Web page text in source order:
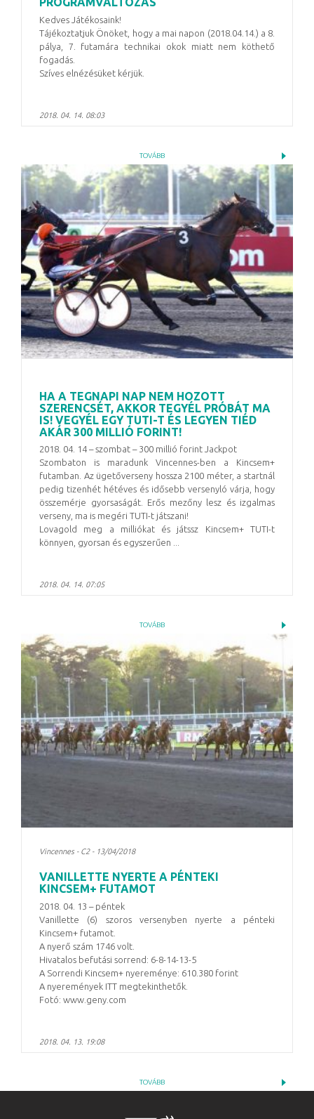
Kedves Játékosaink!
Tájékoztatjuk Önöket, hogy a mai napon (2018.04.14.) a 8.
pálya, 7. futamára technikai okok miatt nem köthető
fogadás.
Szíves elnézésüket kérjük.
2018. 04. 14. 08:03
TOVÁBB
HA A TEGNAPI NAP NEM HOZOTT
SZERENCSÉT, AKKOR TEGYÉL PRÓBÁT MA
IS! VEGYÉL EGY TUTI-T ÉS LEGYEN TIÉD
AKÁR 300 MILLIÓ FORINT!
2018. 04. 14 – szombat – 300 millió forint Jackpot
Szombaton is maradunk Vincennes-ben a Kincsem+
futamban. Az ügetőverseny hossza 2100 méter, a startnál
pedig tizenhét hétéves és idősebb versenyló várja, hogy
összemérje gyorsaságát. Erős mezőny lesz és izgalmas
verseny, ma is megéri TUTI-t játszani!
Lovagold meg a milliókat és játssz Kincsem+ TUTI-t
könnyen, gyorsan és egyszerűen ...
2018. 04. 14. 07:05
TOVÁBB
Vincennes - C2 - 13/04/2018
VANILLETTE NYERTE A PÉNTEKI
KINCSEM+ FUTAMOT
2018. 04. 13 – péntek
Vanillette (6) szoros versenyben nyerte a pénteki
Kincsem+ futamot.
A nyerő szám 1746 volt.
Hivatalos befutási sorrend: 6-8-14-13-5
A Sorrendi Kincsem+ nyereménye: 610.380 forint
A nyeremények ITT megtekinthetők.
Fotó: www.geny.com
2018. 04. 13. 19:08
TOVÁBB